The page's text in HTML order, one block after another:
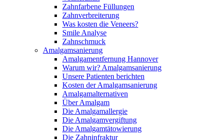
Zahnfarbene Füllungen
Zahnverbreiterung
Was kosten die Veneers?
Smile Analyse
Zahnschmuck
Amalgamsanierung
Amalgamentfernung Hannover
Warum wir? Amalgamsanierung
Unsere Patienten berichten
Kosten der Amalgamsanierung
Amalgamalternativen
Über Amalgam
Die Amalgamallergie
Die Amalgamvergiftung
Die Amalgamtätowierung
Die Zahninfraktur